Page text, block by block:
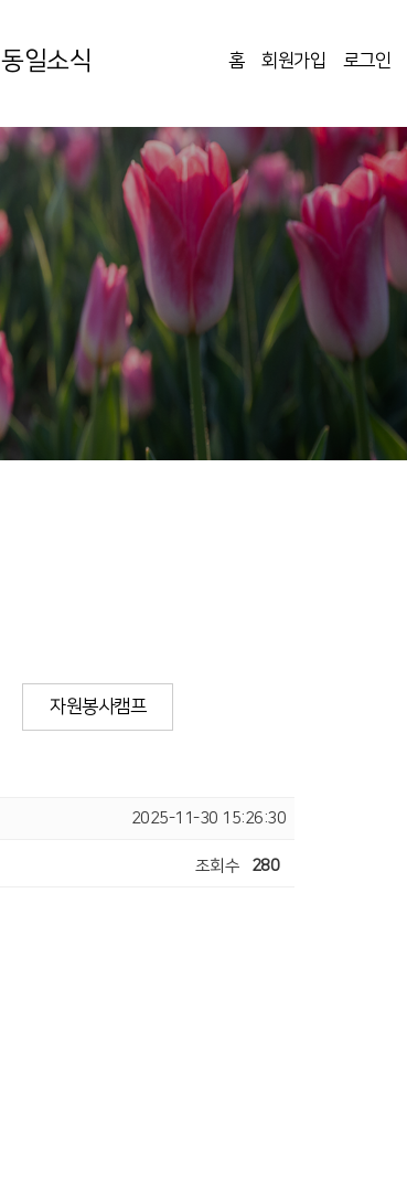
동일소식 홈 회원가입 로그인
자원봉사캠프
2025-11-30 15:26:30
조회수 280